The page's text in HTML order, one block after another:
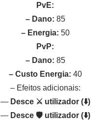
PvE:
– Dano: 85
– Energia: 50
PvP:
– Dano: 85
– Custo Energia: 40
– Efeitos adicionais:
— Desce ⚔️ utilizador (⬇️)
— Desce 🛡️ utilizador (⬇️)